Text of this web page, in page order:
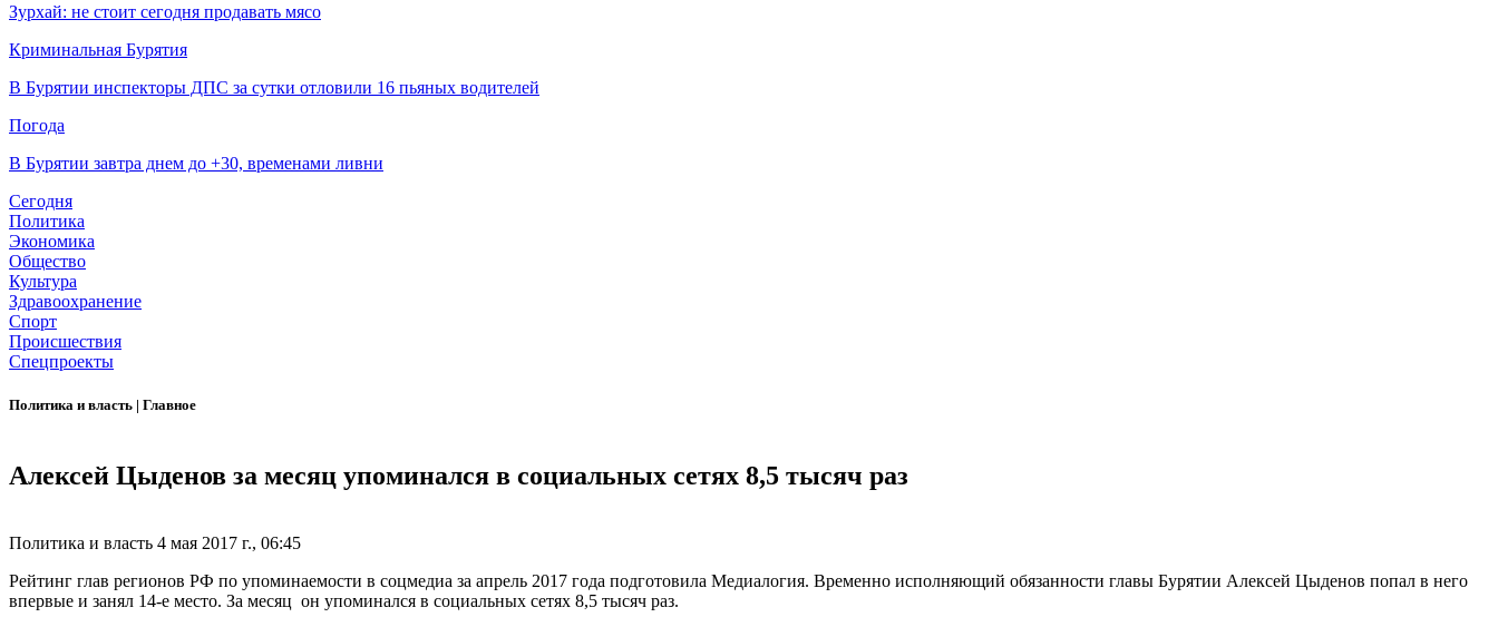
Зурхай: не стоит сегодня продавать мясо
Криминальная Бурятия
В Бурятии инспекторы ДПС за сутки отловили 16 пьяных водителей
Погода
В Бурятии завтра днем до +30, временами ливни
Сегодня
Политика
Экономика
Общество
Культура
Здравоохранение
Спорт
Происшествия
Спецпроекты
Политика и власть | Главное
Алексей Цыденов за месяц упоминался в социальных сетях 8,5 тысяч раз
Политика и власть 4 мая 2017 г., 06:45
Рейтинг глав регионов РФ по упоминаемости в соцмедиа за апрель 2017 года подготовила Медиалогия. Временно исполняющий обязанности главы Бурятии Алексей Цыденов попал в него
впервые и занял 14-е место. За месяц он упоминался в социальных сетях 8,5 тысяч раз.